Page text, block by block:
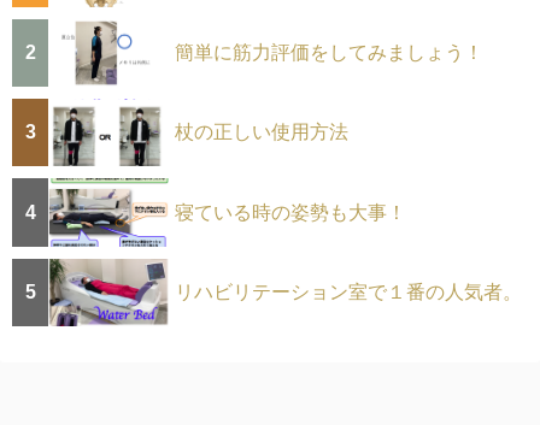
2 簡単に筋力評価をしてみましょう！
3 杖の正しい使用方法
4 寝ている時の姿勢も大事！
5 リハビリテーション室で１番の人気者。